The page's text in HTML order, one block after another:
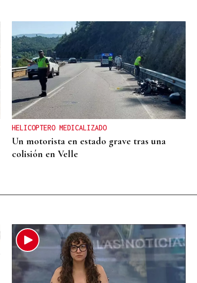
HELICOPTERO MEDICALIZADO
Un motorista en estado grave tras una
colisión en Velle